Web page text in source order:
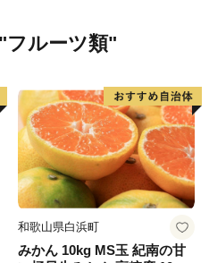
時期になると多くの人で賑
園地域はキャンプやアウト
の環境にあり、近年の京奈
県間トンネルなど広域幹線
域からのアクセスが向上し
れていただいています。晴
素晴らしく一見の価値あり
フルーツ類"
和歌山県白浜町
みかん 10kg MS玉 紀南の甘